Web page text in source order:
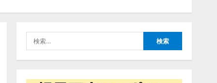
索:
年の夏はカブトムシを捕ま
2026/08/06/14:54:31
「QueryPie AIP」を提供開
レアラ、『AIはどの法律事
務所を推薦するのか』につ
×5つのAIで実態調査を実施